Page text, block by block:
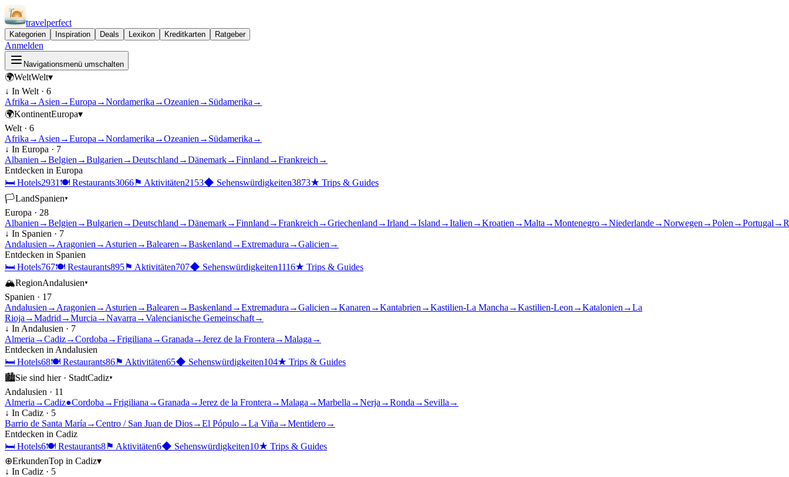
travelperfect
Kategorien Inspiration Deals Lexikon Kreditkarten Ratgeber
Anmelden
Navigationsmenü umschalten
🌍WeltWelt▾
↓ In Welt · 6
Afrika → Asien →Europa →Nordamerika →Ozeanien → Südamerika →
🌍KontinentEuropa▾
Welt · 6
Afrika → Asien →Europa →Nordamerika →Ozeanien → Südamerika →
↓ In Europa · 7
Albanien →Belgien →Bulgarien →Deutschland →Dänemark→Finnland →Frankreich →
Entdecken in Europa
🛏 Hotels2931 🍽 Restaurants3066⚑ Aktivitäten2153◆ Sehenswürdigkeiten3873★ Trips & Guides
🏳LandSpanien▾
Europa · 28
Albanien →Belgien →Bulgarien →Deutschland →Dänemark→Finnland →Frankreich →Griechenland →Irland →Island →Italien →Kroatien →Malta →Montenegro→Niederlande→Norwegen →Polen →Portugal →
↓ In Spanien · 7
Andalusien → Aragonien → Asturien →Balearen →Baskenland →Extremadura →Galicien →
Entdecken in Spanien
🛏 Hotels767🍽 Restaurants895⚑ Aktivitäten707◆ Sehenswürdigkeiten1116★ Trips & Guides
🏔RegionAndalusien▾
Spanien · 17
Andalusien → Aragonien → Asturien →Balearen →Baskenland →Extremadura →Galicien →Kanaren →Kantabrien →Kastilien-La Mancha →Kastilien-Leon →Katalonien →La
Rioja →Madrid →Murcia →Navarra →Valencianische Gemeinschaft→
↓ In Andalusien · 7
Almeria →Cadiz→Cordoba →Frigiliana →Granada →Jerez de la Frontera →Malaga →
Entdecken in Andalusien
🛏 Hotels68🍽 Restaurants86⚑ Aktivitäten65◆ Sehenswürdigkeiten104★ Trips & Guides
🏙Sie sind hier · StadtCadiz▾
Andalusien · 11
Almeria →Cadiz●Cordoba →Frigiliana →Granada →Jerez de la Frontera →Malaga →Marbella →Nerja →Ronda → Sevilla →
↓ In Cadiz · 5
Barrio de Santa María →Centro / San Juan de Dios→El Pópulo→La Viña →Mentidero→
Entdecken in Cadiz
🛏 Hotels6🍽 Restaurants8⚑ Aktivitäten6◆ Sehenswürdigkeiten10★ Trips & Guides
⊕ErkundenTop in Cadiz▾
↓ In Cadiz · 5